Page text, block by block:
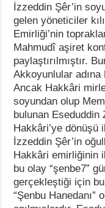
İzzeddin Şêr’in
gelen yöneticiler
Emirliği’nin
Mahmudî aşiret
paylaştırılmıştır.
Akkoyunlular adına
Ancak Hakkâri
soyundan olup
bulunan Eseduddin
Hakkâri’ye
İzzeddin Şêr’in
Hakkâri emirliğinin
bu olay “şenbe7”
gerçekleştiği için
“Şenbu Hanedanı”